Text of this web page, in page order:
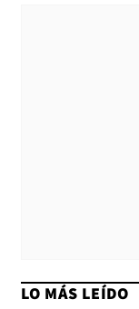
LO MÁS LEÍDO